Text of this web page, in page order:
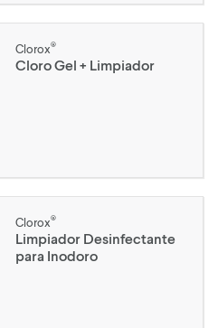
Clorox®
Cloro Gel + Limpiador
Clorox®
Limpiador Desinfectante
para Inodoro